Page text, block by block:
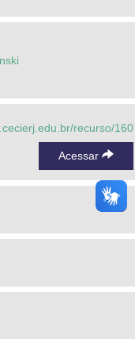
recurso/160
Acessar